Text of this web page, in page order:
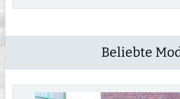
Beliebte